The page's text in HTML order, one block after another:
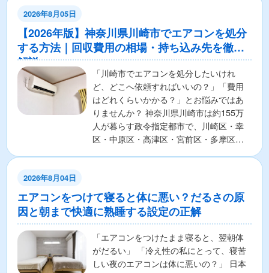
2026年8月05日
【2026年版】神奈川県川崎市でエアコンを処分
する方法｜回収費用の相場・持ち込み先を徹底
解説
「川崎市でエアコンを処分したいけれ
ど、どこへ依頼すればいいの？」「費用
はどれくらいかかる？」とお悩みではあ
りませんか？ 神奈川県川崎市は約155万
人が暮らす政令指定都市で、川崎区・幸
区・中原区・高津区・宮前区・多摩区・
2026年8月04日
エアコンをつけて寝ると体に悪い？だるさの原
因と朝まで快適に熟睡する設定の正解
「エアコンをつけたまま寝ると、翌朝体
がだるい」 「冷え性の私にとって、寝苦
しい夜のエアコンは体に悪いの？」 日本